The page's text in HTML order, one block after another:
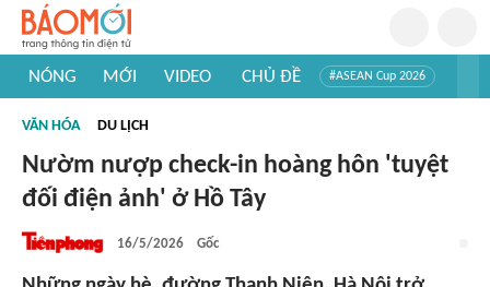
NÓNG MỚI VIDEO CHỦ ĐỀ #ASEAN Cup 2026
#Khám phá thế giới
VĂN HÓA DU LỊCH
Nườm nượp check-in hoàng hôn 'tuyệt
đối điện ảnh' ở Hồ Tây
16/5/2026 Gốc